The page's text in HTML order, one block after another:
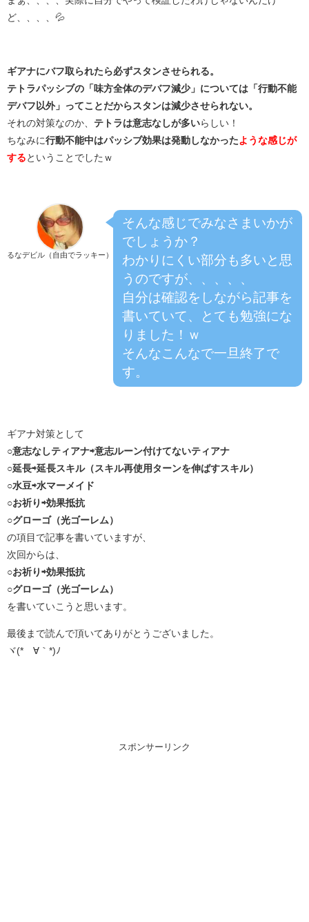
ど、、、、💦
ギアナにバフ取られたら必ずスタンさせられる。
テトラパッシブの「味方全体のデバフ減少」については「行動不能
デバフ以外」ってことだからスタンは減少させられない。
それの対策なのか、 テトラは意志なしが多いらしい！
ちなみに行動不能中はパッシブ効果は発動しなかった ような感じが
する ということでしたｗ
るなデビル（自由でラッキー）
そんな感じでみなさまいかが
でしょうか？
わかりにくい部分も多いと思
うのですが、、、、、
自分は確認をしながら記事を
書いていて、とても勉強にな
りました！ｗ
そんなこんなで一旦終了で
す。
ギアナ対策として
○意志なしティアナ⇨意志ルーン付けてないティアナ
○延長⇨延長スキル（スキル再使用ターンを伸ばすスキル）
○水豆⇨水マーメイド
○お祈り⇨効果抵抗
○グローゴ（光ゴーレム）
の項目で記事を書いていますが、
次回からは、
○お祈り⇨効果抵抗
○グローゴ（光ゴーレム）
を書いていこうと思います。
最後まで読んで頂いてありがとうございました。
ヾ(*´∀｀*)ﾉ
スポンサーリンク